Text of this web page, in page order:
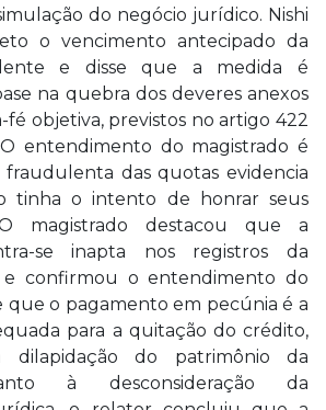
do negócio jurídico. Nishi
o vencimento antecipado da
e disse que a medida é
na quebra dos deveres anexos
fé objetiva, previstos no artigo 422
entendimento do magistrado é
das quotas evidencia
tinha o intento de honrar seus
O magistrado destacou que a
se inapta nos registros da
e confirmou o entendimento do
que o pagamento em pecúnia é a
para a quitação do crédito,
do patrimônio da
à desconsideração da